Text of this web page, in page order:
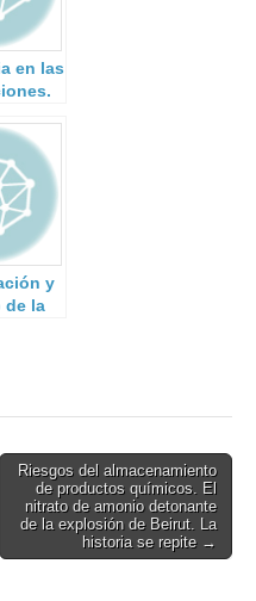
en las
y
de la
Riesgos del almacenamiento
de productos químicos. El
nitrato de amonio detonante
de la explosión de Beirut. La
historia se repite →